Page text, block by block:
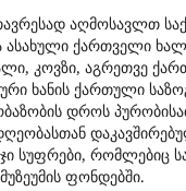
აღმოსავლთ
ქართველი
კოვზი, აგრეთვე
ქართული
დროს
რომლებიც
ფონდებში.